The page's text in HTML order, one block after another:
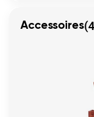
Accessoires